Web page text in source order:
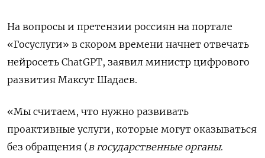
На вопросы и претензии россиян на портале
«Госуслуги» в скором времени начнет отвечать
нейросеть ChatGPT, заявил министр цифрового
развития Максут Шадаев.
«Мы считаем, что нужно развивать
проактивные услуги, которые могут оказываться
без обращения (в государственные органы.